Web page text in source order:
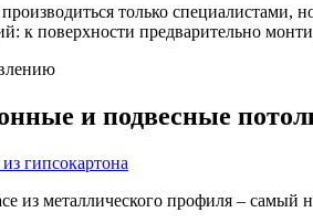
только
к поверхности предварительно
и подвесные
из металлического профиля –